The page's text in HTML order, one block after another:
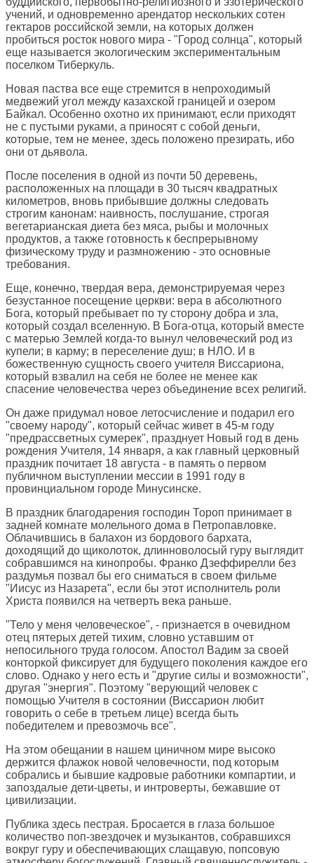
учений, и одновременно арендатор нескольких сотен
гектаров российской земли, на которых должен
пробиться росток нового мира - "Город солнца", который
еще называется экологическим экспериментальным
поселком Тиберкуль.
Новая паства все еще стремится в непроходимый
медвежий угол между казахской границей и озером
Байкал. Особенно охотно их принимают, если приходят
не с пустыми руками, а приносят с собой деньги,
которые, тем не менее, здесь положено презирать, ибо
они от дьявола.
После поселения в одной из почти 50 деревень,
расположенных на площади в 30 тысяч квадратных
километров, вновь прибывшие должны следовать
строгим канонам: наивность, послушание, строгая
вегетарианская диета без мяса, рыбы и молочных
продуктов, а также готовность к беспрерывному
физическому труду и размножению - это основные
требования.
Еще, конечно, твердая вера, демонстрируемая через
безустанное посещение церкви: вера в абсолютного
Бога, который пребывает по ту сторону добра и зла,
который создал вселенную. В Бога-отца, который вместе
с матерью Землей когда-то вынул человеческий род из
купели; в карму; в переселение душ; в НЛО. И в
божественную сущность своего учителя Виссариона,
который взвалил на себя не более не менее как
спасение человечества через объединение всех религий.
Он даже придумал новое летосчисление и подарил его
"своему народу", который сейчас живет в 45-м году
"предрассветных сумерек", празднует Новый год в день
рождения Учителя, 14 января, а как главный церковный
праздник почитает 18 августа - в память о первом
публичном выступлении мессии в 1991 году в
провинциальном городе Минусинске.
В праздник благодарения господин Тороп принимает в
задней комнате молельного дома в Петропавловке.
Облачившись в балахон из бордового бархата,
доходящий до щиколоток, длинноволосый гуру выглядит
собравшимся на кинопробы. Франко Дзеффирелли без
раздумья позвал бы его сниматься в своем фильме
"Иисус из Назарета", если бы этот исполнитель роли
Христа появился на четверть века раньше.
"Тело у меня человеческое", - признается в очевидном
отец пятерых детей тихим, словно уставшим от
непосильного труда голосом. Апостол Вадим за своей
конторкой фиксирует для будущего поколения каждое его
слово. Однако у него есть и "другие силы и возможности",
другая "энергия". Поэтому "верующий человек с
помощью Учителя в состоянии (Виссарион любит
говорить о себе в третьем лице) всегда быть
победителем и превозмочь все".
На этом обещании в нашем циничном мире высоко
держится флажок новой человечности, под которым
собрались и бывшие кадровые работники компартии, и
запоздалые дети-цветы, и интроверты, бежавшие от
цивилизации.
Публика здесь пестрая. Бросается в глаза большое
количество поп-звездочек и музыкантов, собравшихся
вокруг гуру и обеспечивающих слащавую, попсовую